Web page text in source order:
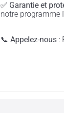
✅ Garantie et
notre programme
📞 Appelez-nous: